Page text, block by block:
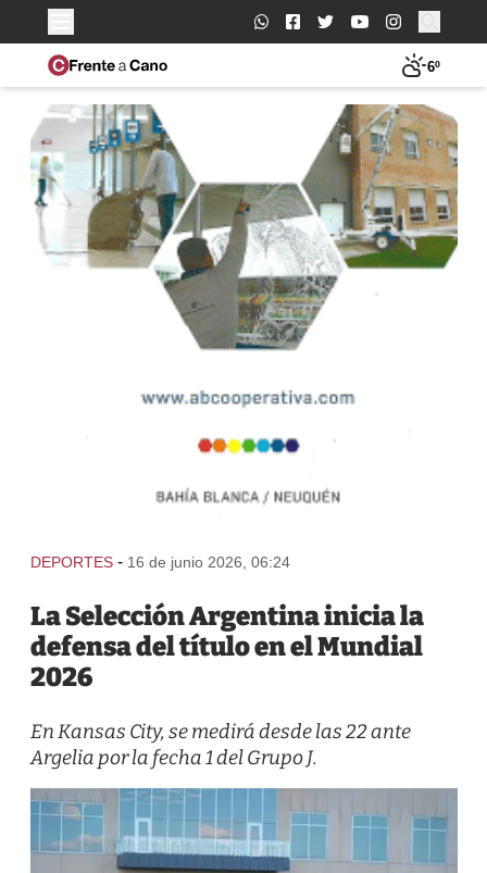
Buscar:
6º
DEPORTES - 16 de junio 2026, 06:24
La Selección Argentina inicia la
defensa del título en el Mundial
2026
En Kansas City, se medirá desde las 22 ante
Argelia por la fecha 1 del Grupo J.